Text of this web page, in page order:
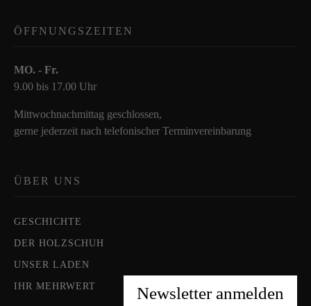
ÖFFNUNGSZEITEN
MO. - Fr.
9.00 bis 17.00 Uhr
Mittwochnachmittag geschlossen,
gerne jederzeit nach telefonischer Terminvereinbarung
ÜBER UNS
GESCHICHTE
DER HOLZSCHUH
UNSER LADEN
IHR MEHRWERT Newsletter anmelden